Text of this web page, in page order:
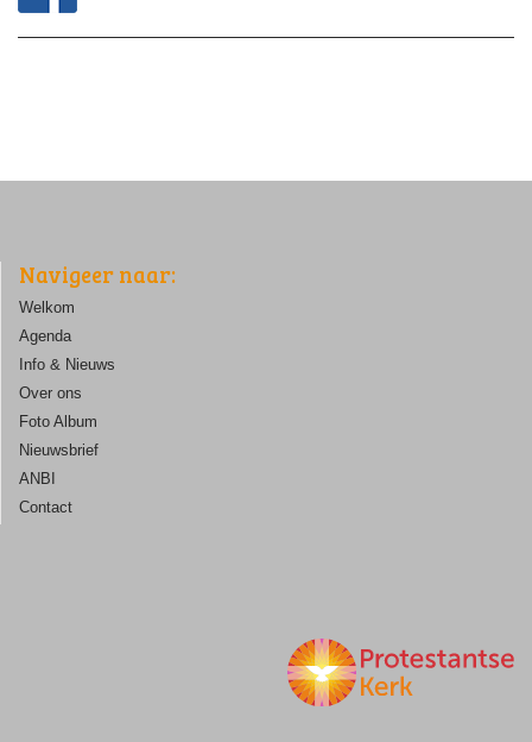
Navigeer naar:
Welkom
Agenda
Info & Nieuws
Over ons
Foto Album
Nieuwsbrief
ANBI
Contact